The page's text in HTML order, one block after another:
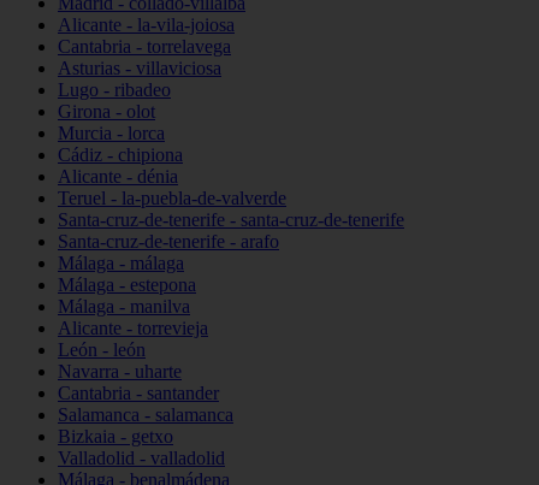
Alicante - la-vila-joiosa
Cantabria - torrelavega
Asturias - villaviciosa
Lugo - ribadeo
Girona - olot
Murcia - lorca
Cádiz - chipiona
Alicante - dénia
Teruel - la-puebla-de-valverde
Santa-cruz-de-tenerife - santa-cruz-de-tenerife
Santa-cruz-de-tenerife - arafo
Málaga - málaga
Málaga - estepona
Málaga - manilva
Alicante - torrevieja
León - león
Navarra - uharte
Cantabria - santander
Salamanca - salamanca
Bizkaia - getxo
Valladolid - valladolid
Málaga - benalmádena